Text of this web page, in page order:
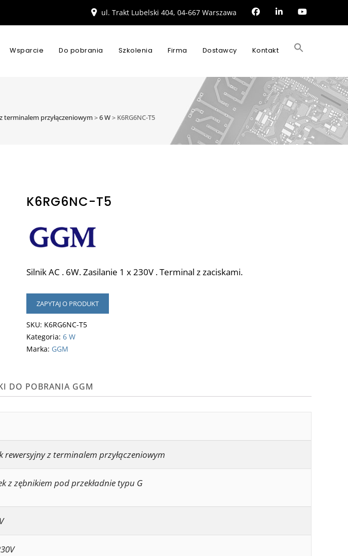
ul. Trakt Lubelski 404, 04-667 Warszawa
Wsparcie Do pobrania Szkolenia Firma Dostawcy Kontakt
terminalem przyłączeniowym>6 W> K6RG6NC-T5
K6RG6NC-T5
Silnik AC . 6W. Zasilanie 1 x 230V . Terminal z zaciskami.
ZAPYTAJ O PRODUKT
SKU: K6RG6NC-T5
Kategoria: 6 W
Marka: GGM
DO POBRANIA GGM
rewersyjny z terminalem przyłączeniowym
z zębnikiem pod przekładnie typu G